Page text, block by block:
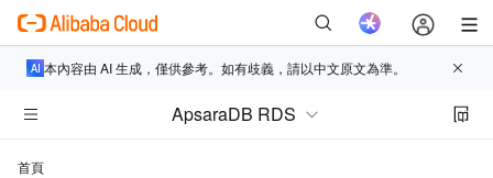
本內容由 AI 生成，僅供參考。如有歧義，請以中文原文為準。
ApsaraDB RDS
首頁